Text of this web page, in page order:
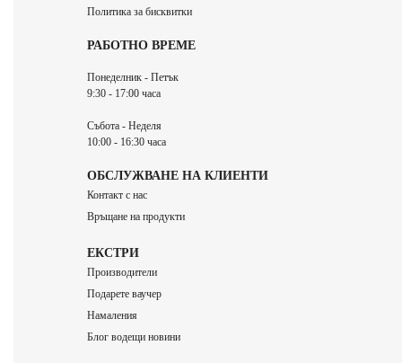
Политика за бисквитки
РАБОТНО ВРЕМЕ
Понеделник - Петък
9:30 - 17:00 часа
Събота - Неделя
10:00 - 16:30 часа
ОБСЛУЖВАНЕ НА КЛИЕНТИ
Контакт с нас
Връщане на продукти
ЕКСТРИ
Производители
Подарете ваучер
Намаления
Блог водещи новини